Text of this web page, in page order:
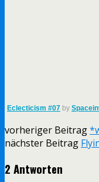
Eclecticism #07 by
vorheriger Beitrag
nächster Beitrag
2 Antworten